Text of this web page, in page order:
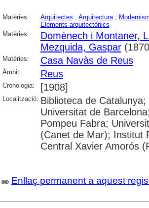
Matèries: Arquitectes ; Arquitectura;
Elements arquitectònics
Matèries:
Domènech i Montaner,
Mezquida, Gaspar
Matèries: Casa Navàs de Reus
Àmbit: Reus
Cronologia: [1908]
Localització: Biblioteca de
Universitat de
Pompeu Fabra;
(Canet de Mar); Institut
Central Xavier Amorós
Enllaç permanent a aquest